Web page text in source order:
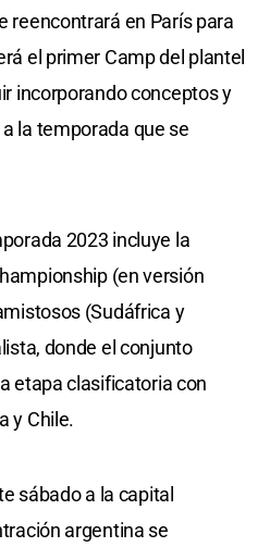
reencontrará en París para
el primer Camp del plantel
incorporando conceptos y
la temporada que se
2023 incluye la
(en versión
(Sudáfrica y
donde el conjunto
etapa clasificatoria con
y Chile.
sábado a la capital
argentina se